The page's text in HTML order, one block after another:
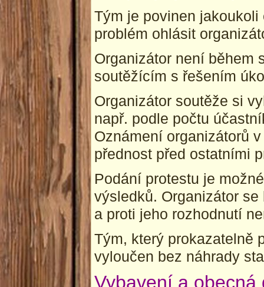
Tým je povinen
problém ohlásit
Organizátor není během
soutěžícím s řešením
Organizátor soutěže si
např. podle počtu
Oznámení organizátorů
přednost před ostatními
Podání protestu je
výsledků. Organizátor
a proti jeho rozhodnutí
Tým, který prokazatelně
vyloučen bez náhrady
Vybavení a obecná